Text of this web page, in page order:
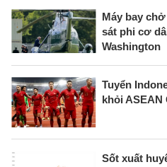
Máy bay
sát phi cơ
Washington
Tuyển
khỏi ASEAN
Sốt xuất